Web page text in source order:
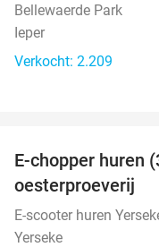
Bellewaerde Park
Ieper
Verkocht: 2.209
E-chopper huren
oesterproeverij
E-scooter huren
Yerseke